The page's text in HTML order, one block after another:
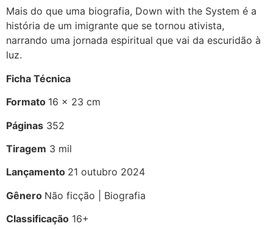
Mais do que uma biografia, Down with the System é a
história de um imigrante que se tornou ativista,
narrando uma jornada espiritual que vai da escuridão à
luz.
Ficha Técnica
Formato 16 x 23 cm
Páginas 352
Tiragem 3 mil
Lançamento 21 outubro 2024
Gênero Não ficção | Biografia
Classificação 16+